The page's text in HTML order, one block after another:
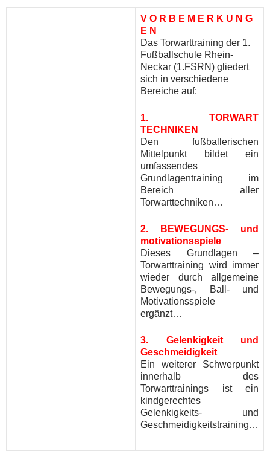
V O R B E M E R K U N G
E N
Das Torwarttraining der 1.
Fußballschule Rhein-
Neckar (1.FSRN) gliedert
sich in verschiedene
Bereiche auf:
1. TORWART
TECHNIKEN
Den fußballerischen
Mittelpunkt bildet ein
umfassendes
Grundlagentraining im
Bereich aller
Torwarttechniken…
2. BEWEGUNGS- und
motivationsspiele
Dieses Grundlagen –
Torwarttraining wird immer
wieder durch allgemeine
Bewegungs-, Ball- und
Motivationsspiele
ergänzt…
3. Gelenkigkeit und
Geschmeidigkeit
Ein weiterer Schwerpunkt
innerhalb des
Torwarttrainings ist ein
kindgerechtes
Gelenkigkeits- und
Geschmeidigkeitstraining…